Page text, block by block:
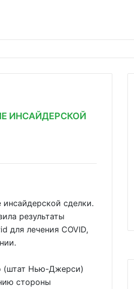
ИНСАЙДЕРСКОЙ
сделки.
результаты
для лечения COVID,
(штат Нью-Джерси)
стороны